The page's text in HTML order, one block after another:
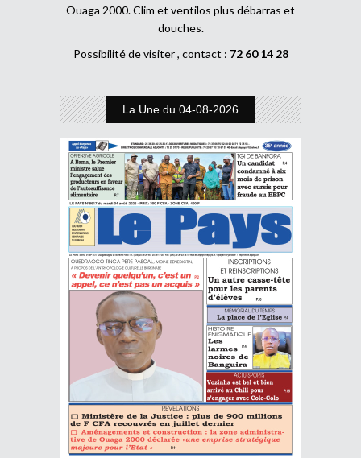
Ouaga 2000. Clim et ventilos plus débarras et
douches.
Possibilité de visiter , contact : 72 60 14 28
La Une du 04-08-2026